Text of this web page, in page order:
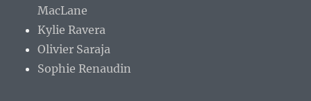
MacLane
Kylie Ravera
Olivier Saraja
Sophie Renaudin